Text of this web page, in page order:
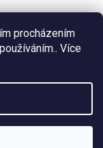
procházením
Více